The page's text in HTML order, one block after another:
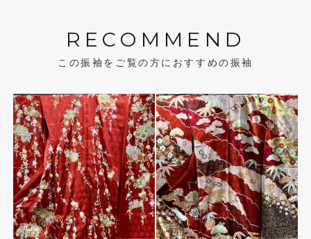
RECOMMEND
この振袖をご覧の方におすすめの振袖